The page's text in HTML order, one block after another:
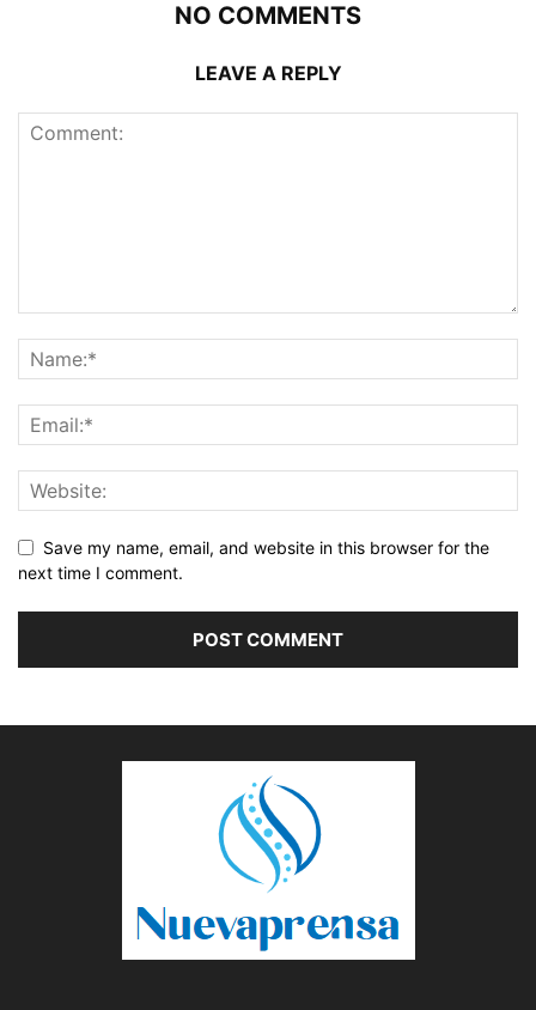
NO COMMENTS
LEAVE A REPLY
Save my name, email, and website in this browser for the
next time I comment.